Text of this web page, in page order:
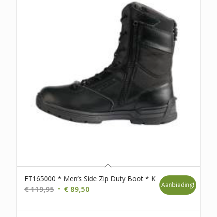
FT165000 * Men’s Side Zip Duty Boot * K
€119,95 Oorspronkelijke
was:
€89,50Huidige
is:
Aanbieding!